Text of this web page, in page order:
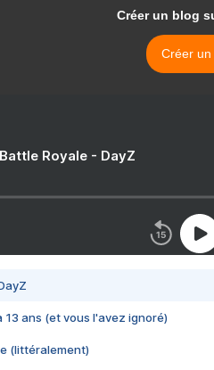
Créer un blog
Créer un
Royale - DayZ
13 ans (et vous l'avez ignoré)
(littéralement)